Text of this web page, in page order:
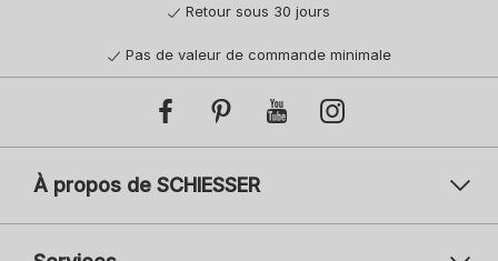
Retour sous 30 jours
Pas de valeur de commande minimale
À propos de SCHIESSER